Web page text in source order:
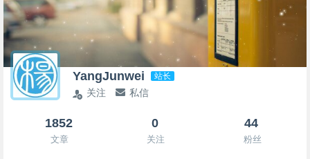
YangJunwei 站长
关注 私信
1852
文章
0
关注
44
粉丝